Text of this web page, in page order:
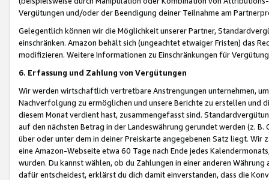
Vergütungen und/oder der Beendigung deiner Teilnahme am
Gelegentlich können wir die Möglichkeit unserer Partner,
einschränken. Amazon behält sich (ungeachtet etwaiger Fristen) das
modifizieren. Weitere Informationen zu Einschränkungen für
6. Erfassung und Zahlung von Vergütungen
Wir werden wirtschaftlich vertretbare Anstrengungen unternehmen,
Nachverfolgung zu ermöglichen und unsere Berichte zu erstellen und
diesem Monat verdient hast, zusammengefasst sind.
auf den nächsten Betrag in der Landeswährung gerundet werden (z.
über oder unter dem in deiner Preiskarte angegebenen Satz liegt.
eine Amazon-Webseite etwa 60 Tage nach Ende jedes
wurden. Du kannst wählen, ob du Zahlungen in einer anderen
dafür entscheidest, erklärst du dich damit einverstanden, dass die